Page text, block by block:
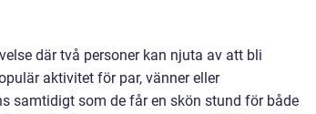
där två personer kan njuta av att bli
aktivitet för par, vänner eller
samtidigt som de får en skön stund för både